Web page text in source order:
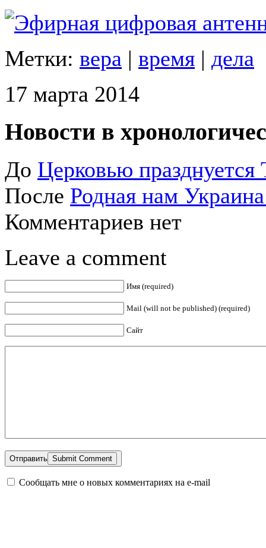
Метки: вера | время | дела
17 марта 2014
Новости в
До Церковью
После Родная нам
Комментариев нет
Leave a comment
Имя (required)
Mail (will not be published) (required)
Сайт
Отправить
Сообщать мне о новых комментариях на e-mail